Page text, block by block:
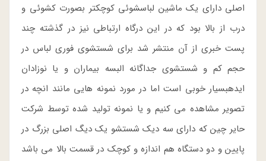
اصلی دارای یک ماشین لباسشوئی کوچکتر بصورت کشوئی و
درب از بالا بود که در این درگاه ارتباطی نیز در گذشته چند
پست خبری از آن منتشر شد برای شستشوی فوری لباس در
حجم کم و شستشوی جداگانه البسه بیماران و یا نوزادان
ایدهبسیار خوبی است اما در مورد نمونه هایی مانند انچه در
تصویر مشاهده می کنیم و یا نمونه تولید شده توسط شرکت
حایر چین که دارای سه دیک شستشو یک دیگ اصلی بزرگ در
پایین و دو دستگاه هم اندازه و کوچک در قسمت بالا می باشد